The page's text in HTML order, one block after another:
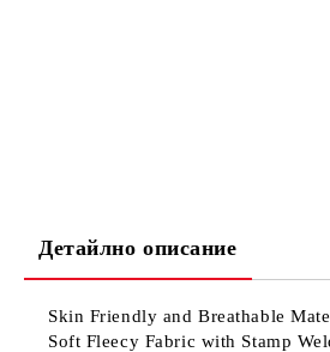
Детайлно описание
Skin Friendly and Breathable
Soft Fleecy Fabric with Stamp